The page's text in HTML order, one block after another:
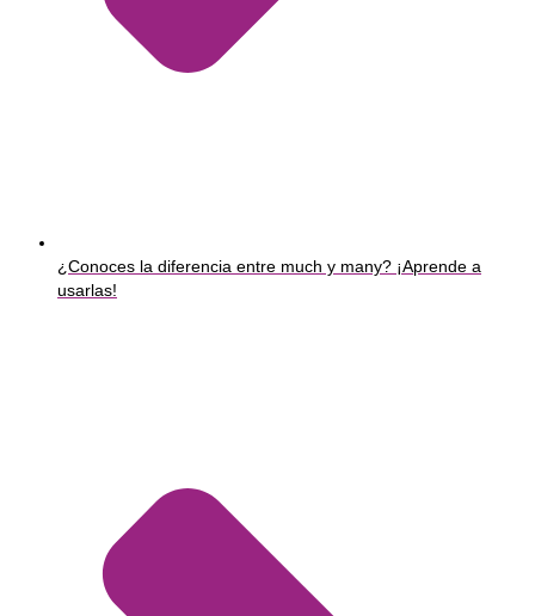
¿Conoces la diferencia entre much y many? ¡Aprende a
usarlas!